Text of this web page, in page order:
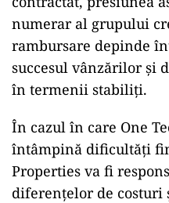
numerar al grupului
rambursare depinde
succesul vânzărilor și
în termenii stabiliți.
În cazul în care One
întâmpină dificultăți
Properties va fi
diferențelor de costuri